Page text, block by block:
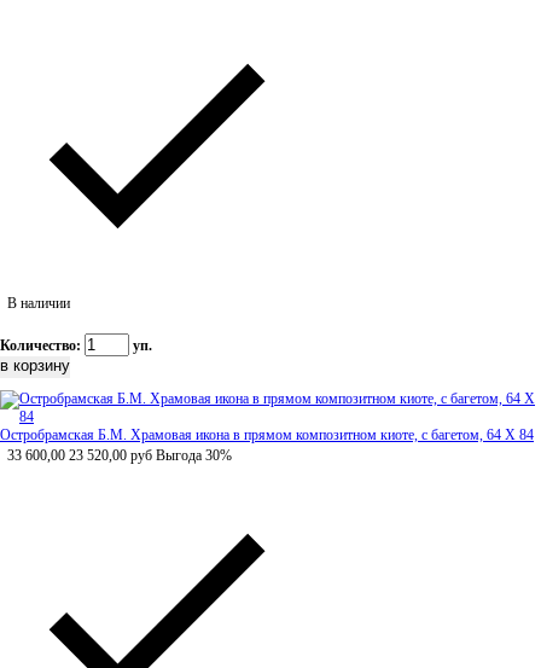
В наличии
Количество: уп.
Остробрамская Б.М. Храмовая икона в прямом композитном киоте, с багетом, 64 Х 84
33 600,00 23 520,00 руб Выгода 30%